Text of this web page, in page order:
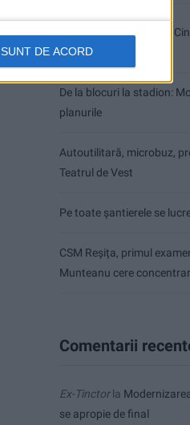
SUNT DE ACORD
Modernizarea Fântânii
de final
De la blocuri la stadion:
planurile
Autoutilitară, microbuz,
Teatrul de Vest
Pe toate șantierele se
CSM Reșița, primul
Munteanu cere
Comentarii
Ex-Tinctorla
se apropie de final